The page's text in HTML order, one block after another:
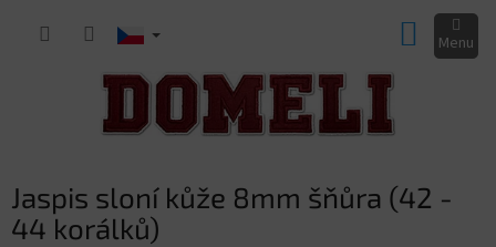
KOŠÍK
Jaspis sloní kůže 8mm šňůra (42 -
44 korálků)